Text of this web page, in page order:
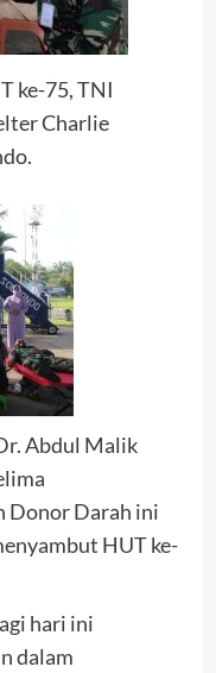
ke-75, TNI
Charlie
Abdul Malik
Donor Darah ini
HUT ke-
hari ini
dalam